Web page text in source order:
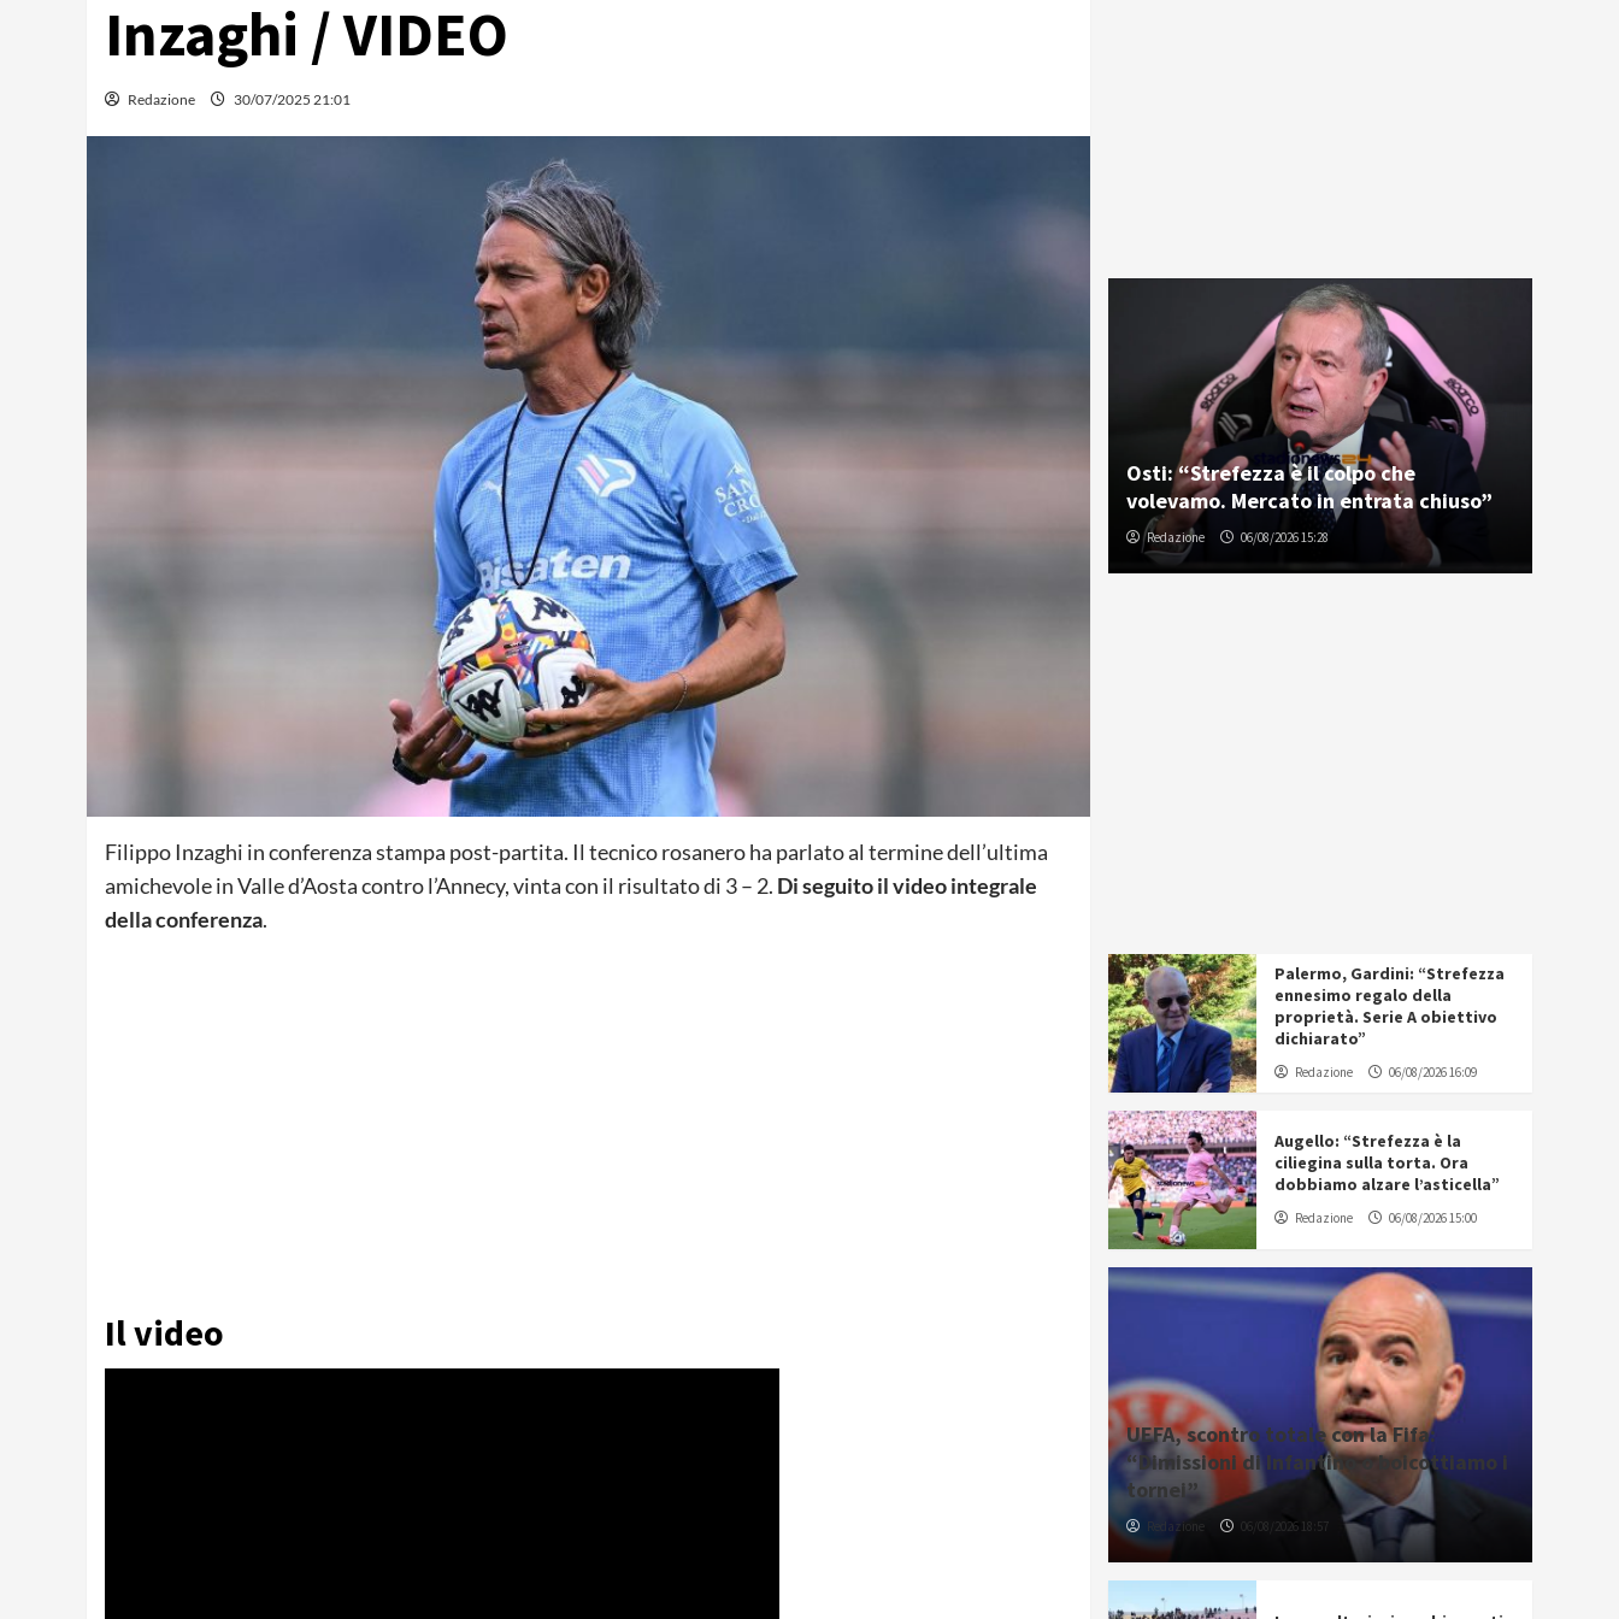
Inzaghi / VIDEO
Redazione 30/07/2025 21:01
Filippo Inzaghi in conferenza stampa post-partita. Il tecnico rosanero ha parlato al termine dell’ultima
amichevole in Valle d’Aosta contro l’Annecy, vinta con il risultato di 3 – 2. Di seguito il video integrale
della conferenza.
Il video
Osti: “Strefezza è il colpo che
volevamo. Mercato in entrata chiuso”
Redazione 06/08/2026 15:28
Palermo, Gardini: “Strefezza
ennesimo regalo della
proprietà. Serie A obiettivo
dichiarato”
Redazione 06/08/2026 16:09
Augello: “Strefezza è la
ciliegina sulla torta. Ora
dobbiamo alzare l’asticella”
Redazione 06/08/2026 15:00
UEFA, scontro totale con la Fifa:
“Dimissioni di Infantino o boicottiamo i
tornei”
Redazione 06/08/2026 18:57